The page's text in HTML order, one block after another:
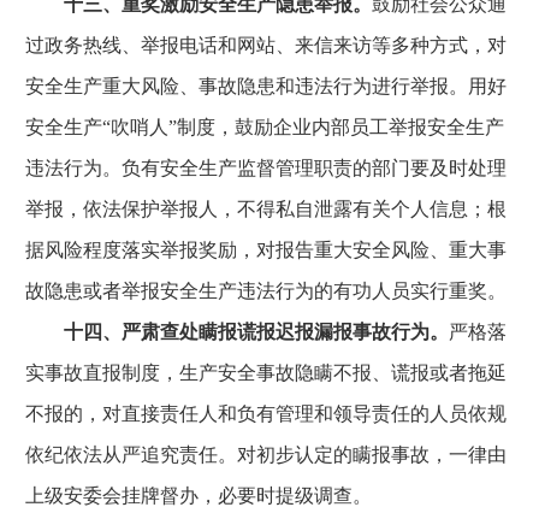
十三、重奖激励安全生产隐患举报。 鼓励社会公众通
过政务热线、举报电话和网站、来信来访等多种方式，对
安全生产重大风险、事故隐患和违法行为进行举报。用好
安全生产“吹哨人”制度，鼓励企业内部员工举报安全生产
违法行为。负有安全生产监督管理职责的部门要及时处理
举报，依法保护举报人，不得私自泄露有关个人信息；根
据风险程度落实举报奖励，对报告重大安全风险、重大事
故隐患或者举报安全生产违法行为的有功人员实行重奖。
十四、严肃查处瞒报谎报迟报漏报事故行为。 严格落
实事故直报制度，生产安全事故隐瞒不报、谎报或者拖延
不报的，对直接责任人和负有管理和领导责任的人员依规
依纪依法从严追究责任。对初步认定的瞒报事故，一律由
上级安委会挂牌督办，必要时提级调查。